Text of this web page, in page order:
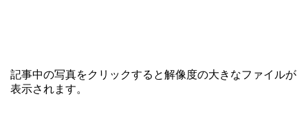
記事中の写真をクリックすると解像度の大きなファイルが
表示されます。